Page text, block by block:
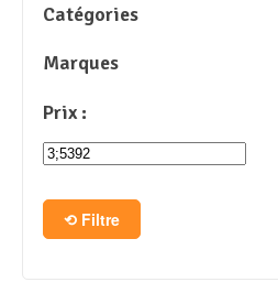
Catégories
Marques
Prix :
Filtre